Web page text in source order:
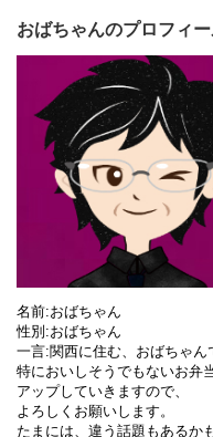
おばちゃんのプロフィ
名前:おばちゃん
性別:おばちゃん
一言:関西に住む、おばちゃん
特においしそうでもないお弁
アップしていきますので、
よろしくお願いします。
たまには、違う話題もあるか